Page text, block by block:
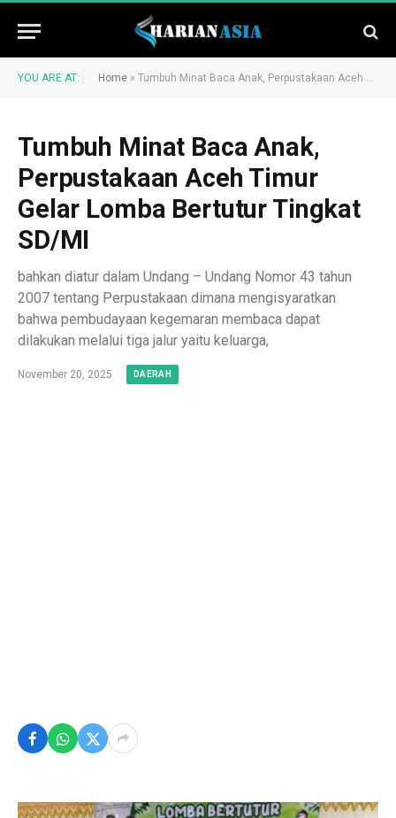
YOU ARE AT: Home » Tumbuh Minat Baca Anak, Perpustakaan Aceh Timur Gelar Lomba Bertutur Tingkat SD/MI
Tumbuh Minat Baca Anak,
Perpustakaan Aceh Timur
Gelar Lomba Bertutur Tingkat
SD/MI
bahkan diatur dalam Undang – Undang Nomor 43 tahun
2007 tentang Perpustakaan dimana mengisyaratkan
bahwa pembudayaan kegemaran membaca dapat
dilakukan melalui tiga jalur yaitu keluarga,
November 20, 2025 DAERAH